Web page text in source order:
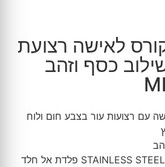
לאישה רצועת
כסף וזהב
עם רצועות עור בצבע חום ולוח